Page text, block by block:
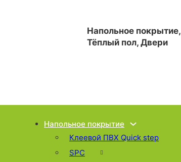
Напольное покрытие,
Тёплый пол, Двери
Напольное покрытие
Клеевой ПВХ Quick step
SPC